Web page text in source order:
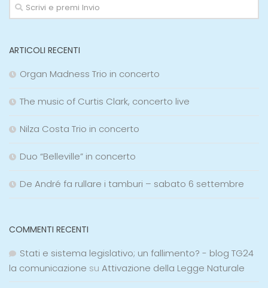
ARTICOLI RECENTI
Organ Madness Trio in concerto
The music of Curtis Clark, concerto live
Nilza Costa Trio in concerto
Duo “Belleville” in concerto
De André fa rullare i tamburi – sabato 6 settembre
COMMENTI RECENTI
Stati e sistema legislativo; un fallimento? - blog TG24
la comunicazione su Attivazione della Legge Naturale